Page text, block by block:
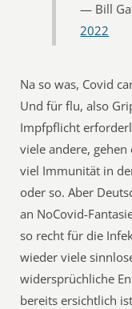
— Bill
2022
Na so was, Covid
Und für flu, also
Impfpflicht
viele andere,
viel Immunität in
oder so. Aber
an NoCovid-
so recht für die
wieder viele
widersprüchliche
bereits ersichtlich